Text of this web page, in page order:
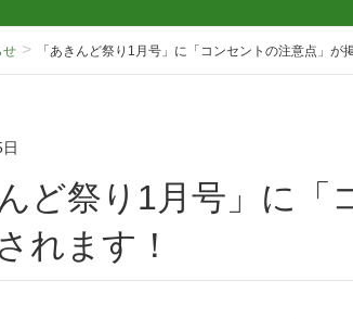
せ 「あきんど祭り1月号」に「コンセントの注意点」が
れます！